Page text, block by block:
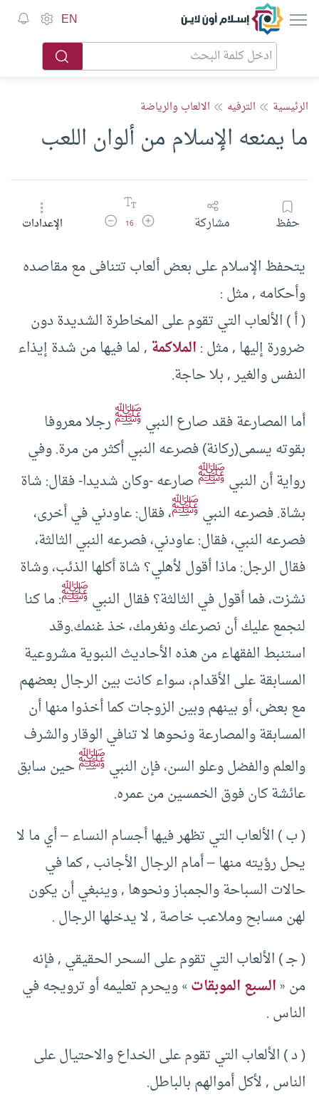
إسلام أون لاين EN
الرئيسية الترفيه الالعاب والرياضة
ما يمنعه الإسلام من ألوان اللعب
حفظ مشاركة زيادة حجم الخط
16 تقليل حجم الخطالإعدادات
يتحفظ الإسلام على بعض ألعاب تتنافى مع مقاصده
وأحكامه , مثل :
( أ ) الألعاب التي تقوم على المخاطرة الشديدة دون
ضرورة إليها , مثل :الملاكمة, لما فيها من شدة إيذاء
النفس والغير , بلا حاجة.
أما المصارعة فقد صارع النبيﷺرجلا معروفا
بقوته يسمى(ركانة) فصرعه النبي أكثر من مرة. وفي
رواية أن النبيﷺ صارعه -وكان شديدا- فقال: شاة
بشاة. فصرعه النبيﷺ، فقال: عاودني في أخرى،
فصرعه النبي، فقال: عاودني، فصرعه النبي الثالثة،
فقال الرجل: ماذا أقول لأهلي؟ شاة أكلها الذئب، وشاة
نشزت، فما أقول في الثالثة؟ فقال النبيﷺ: ما كنا
لنجمع عليك أن نصرعك ونغرمك، خذ غنمك.وقد
استنبط الفقهاء من هذه الأحاديث النبوية مشروعية
المسابقة على الأقدام، سواء كانت بين الرجال بعضهم
مع بعض، أو بينهم وبين الزوجات كما أخذوا منها أن
المسابقة والمصارعة ونحوها لا تنافي الوقار والشرف
والعلم والفضل وعلو السن، فإن النبيﷺحين سابق
عائشة كان فوق الخمسين من عمره.
( ب ) الألعاب التي تظهر فيها أجسام النساء – أي ما لا
يحل رؤيته منها – أمام الرجال الأجانب , كما في
حالات السباحة والجمباز ونحوها , وينبغي أن يكون
لهن مسابح وملاعب خاصة , لا يدخلها الرجال .
( جـ ) الألعاب التي تقوم على السحر الحقيقي , فإنه
من «السبع الموبقات» ويحرم تعليمه أو ترويجه في
الناس .
( د ) الألعاب التي تقوم على الخداع والاحتيال على
الناس , لأكل أموالهم بالباطل.